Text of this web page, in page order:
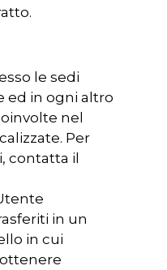
le sedi
ed in ogni altro
nel
Per
contatta il
in un
in cui
ottenere